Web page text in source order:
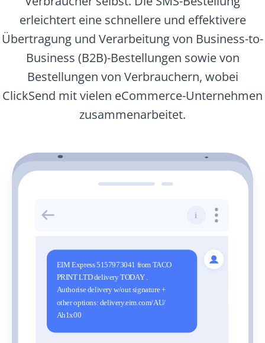
erleichtert eine schnellere und effektivere
Übertragung und Verarbeitung von Business-to-
Business (B2B)-Bestellungen sowie von
Bestellungen von Verbrauchern, wobei
ClickSend mit vielen eCommerce-Unternehmen
zusammenarbeitet.